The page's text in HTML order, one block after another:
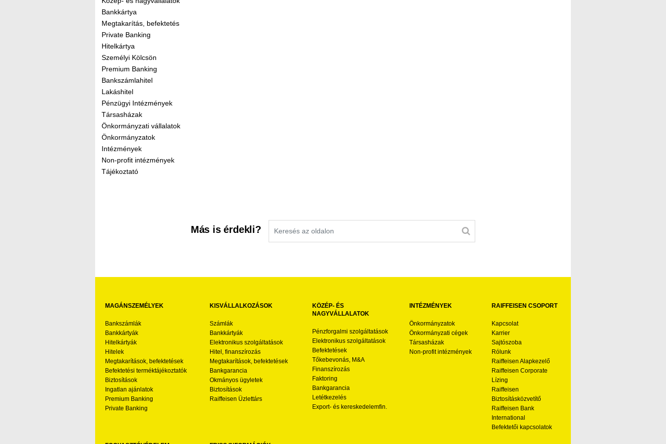
Bankkártya
Megtakarítás, befektetés
Private Banking
Hitelkártya
Személyi Kölcsön
Premium Banking
Bankszámlahitel
Lakáshitel
Pénzügyi Intézmények
Társasházak
Önkormányzati vállalatok
Önkormányzatok
Intézmények
Non-profit intézmények
Tájékoztató
Más is érdekli?
MAGÁNSZEMÉLYEK
Bankszámlák
Bankkártyák
Hitelkártyák
Hitelek
Megtakarítások, befektetések
Befektetési terméktájékoztatók
Biztosítások
Ingatlan ajánlatok
Premium Banking
Private Banking
KISVÁLLALKOZÁSOK
Számlák
Bankkártyák
Elektronikus szolgáltatások
Hitel, finanszírozás
Megtakarítások, befektetések
Bankgarancia
Okmányos ügyletek
Biztosítások
Raiffeisen Üzlettárs
KÖZÉP- ÉS
NAGYVÁLLALATOK
Pénzforgalmi szolgáltatások
Elektronikus szolgáltatások
Befektetések
Tőkebevonás, M&A
Finanszírozás
Faktoring
Bankgarancia
Letétkezelés
Export- és kereskedelemfin.
INTÉZMÉNYEK
Önkormányzatok
Önkormányzati cégek
Társasházak
Non-profit intézmények
RAIFFEISEN CSOPORT
Kapcsolat
Karrier
Sajtószoba
Rólunk
Raiffeisen Alapkezelő
Raiffeisen Corporate
Lízing
Raiffeisen
Biztosításközvetítő
Raiffeisen Bank
International
Befektetői kapcsolatok